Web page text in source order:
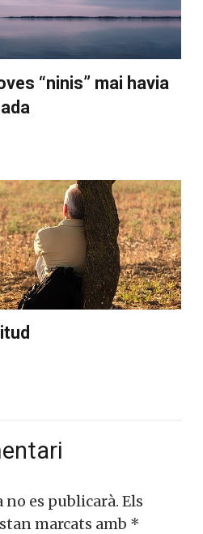
“ninis” mai havia
no es publicarà. Els
marcats amb *